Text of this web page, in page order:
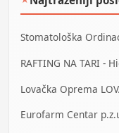
Stomatološka
RAFTING NA TARI -
Lovačka Oprema
Eurofarm Centar